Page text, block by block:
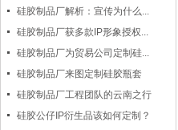
硅胶制品厂解析：宣传为什么...
硅胶制品厂获多款IP形象授权...
硅胶制品厂为贸易公司定制硅...
硅胶制品厂来图定制硅胶瓶套
硅胶制品厂工程团队的云南之行
硅胶公仔IP衍生品该如何定制？